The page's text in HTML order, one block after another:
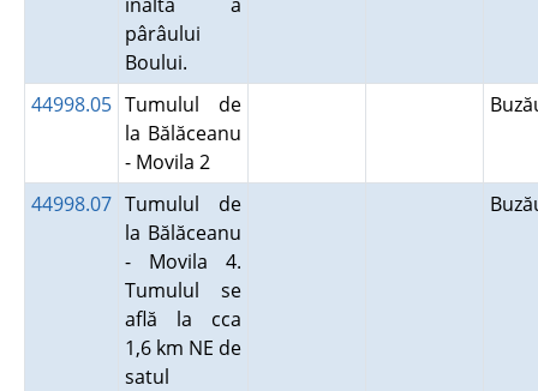
pârâului
Boului.
44998.05 Tumulul de
la Bălăceanu
- Movila 2
44998.07 Tumulul de
la Bălăceanu
- Movila 4.
Tumulul se
află la cca
1,6 km NE de
satul